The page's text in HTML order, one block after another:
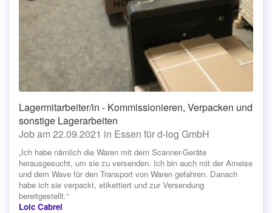
Lagermitarbeiter/in - Kommissionieren, Verpacken und
sonstige Lagerarbeiten
Job am 22.09.2021 in Essen für d-log GmbH
„Ich habe nämlich die Waren mit dem Scanner-Geräte
herausgesucht, um sie zu versenden. Ich bin auch mit der Ameise
und dem Wave für den Transport von Waren gefahren. Danach
habe ich sie verpackt, etikettiert und zur Versendung
bereitgestellt.“
Loic Cabrel